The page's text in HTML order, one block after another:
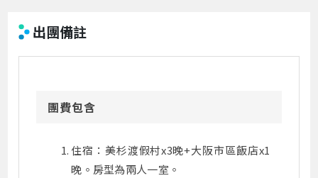
出團備註
團費包含
住宿：美杉渡假村x3晚+大阪市區飯店x1
晚。房型為兩人一室。